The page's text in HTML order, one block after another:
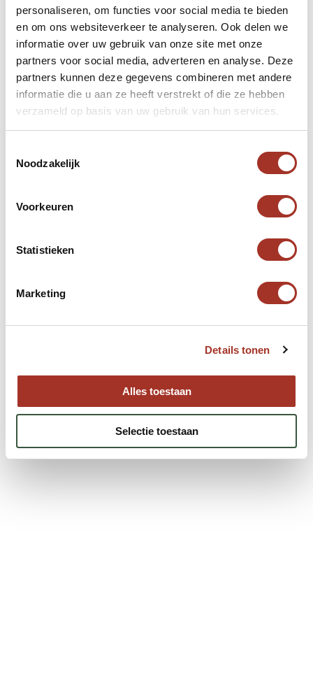
personaliseren, om functies voor social media te bieden
en om ons websiteverkeer te analyseren. Ook delen we
informatie over uw gebruik van onze site met onze
partners voor social media, adverteren en analyse. Deze
partners kunnen deze gegevens combineren met andere
informatie die u aan ze heeft verstrekt of die ze hebben
verzameld op basis van uw gebruik van hun services.
Noodzakelijk
Voorkeuren
Statistieken
Marketing
Details tonen
Alles toestaan
Selectie toestaan
Versturen
Hulp nodig bij uw zoektocht
Neem contact met ons op.
Neem contact op